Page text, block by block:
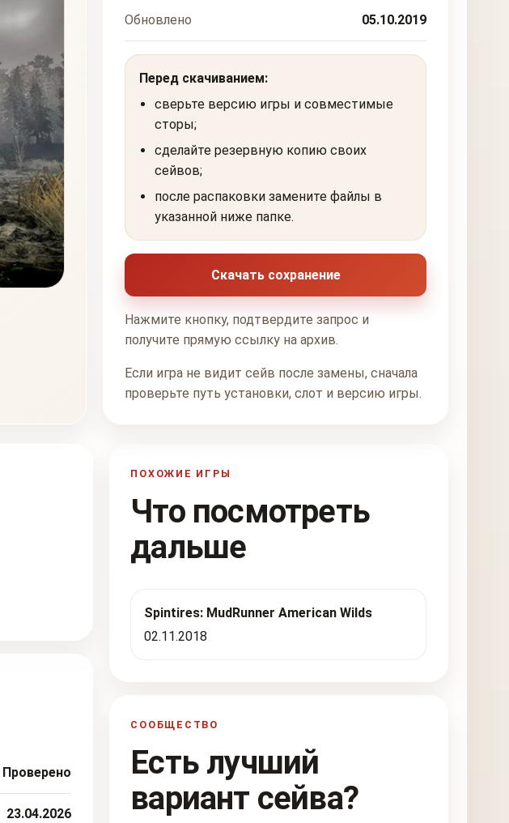
Обновлено 05.10.2019
Перед скачиванием:
сверьте версию игры и совместимые
сторы;
сделайте резервную копию своих
сейвов;
после распаковки замените файлы в
указанной ниже папке.
Скачать сохранение
Нажмите кнопку, подтвердите запрос и
получите прямую ссылку на архив.
Если игра не видит сейв после замены, сначала
проверьте путь установки, слот и версию игры.
Проверено
23.04.2026
ПОХОЖИЕ ИГРЫ
Что посмотреть
дальше
Spintires: MudRunner American Wilds
02.11.2018
СООБЩЕСТВО
Есть лучший
вариант сейва?